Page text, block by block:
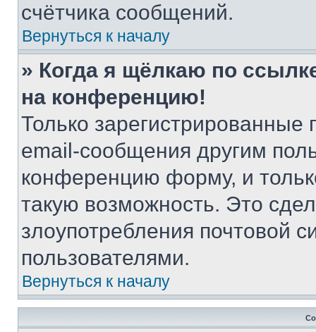
счётчика сообщений.
Вернуться к началу
» Когда я щёлкаю по
на конференцию!
Только зарегистрированные
email-сообщения другим
конференцию форму, и
такую возможность. Это
злоупотребления почтовой
пользователями.
Вернуться к началу